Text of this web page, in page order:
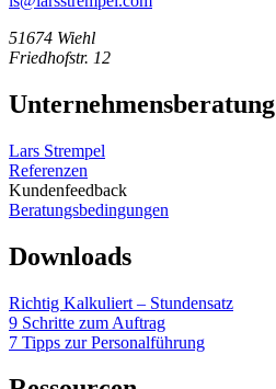
51674 Wiehl
Friedhofstr. 12
Unternehmensberatung
Lars Strempel
Referenzen
Kundenfeedback
Beratungsbedingungen
Downloads
Richtig Kalkuliert – Stundensatz
9 Schritte zum Auftrag
7 Tipps zur Personalführung